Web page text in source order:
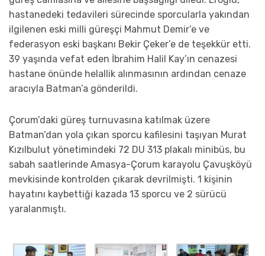
hastanedeki tedavileri sürecinde sporcularla yakından
ilgilenen eski milli güreşçi Mahmut Demir’e ve
federasyon eski başkanı Bekir Çeker’e de teşekkür etti.
39 yaşında vefat eden İbrahim Halil Kay’ın cenazesi
hastane önünde helallik alınmasının ardından cenaze
aracıyla Batman’a gönderildi.
Çorum’daki güreş turnuvasına katılmak üzere
Batman’dan yola çıkan sporcu kafilesini taşıyan Murat
Kızılbulut yönetimindeki 72 DU 313 plakalı minibüs, bu
sabah saatlerinde Amasya-Çorum karayolu Çavuşköyü
mevkisinde kontrolden çıkarak devrilmişti. 1 kişinin
hayatını kaybettiği kazada 13 sporcu ve 2 sürücü
yaralanmıştı.